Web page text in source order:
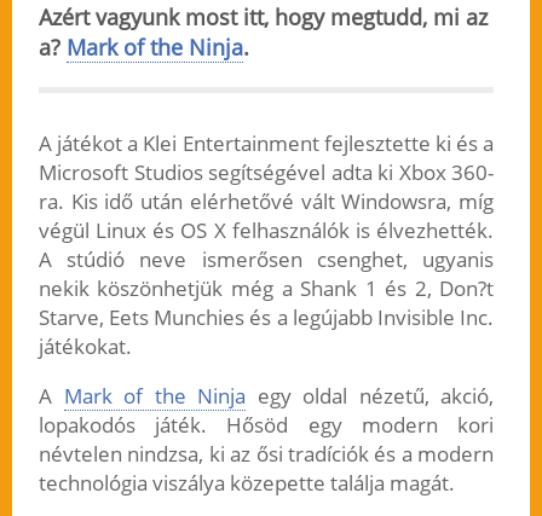
Azért vagyunk most itt, hogy megtudd, mi az
a? Mark of the Ninja.
A játékot a Klei Entertainment fejlesztette ki és a
Microsoft Studios segítségével adta ki Xbox 360-
ra. Kis idő után elérhetővé vált Windowsra, míg
végül Linux és OS X felhasználók is élvezhették.
A stúdió neve ismerősen csenghet, ugyanis
nekik köszönhetjük még a Shank 1 és 2, Don?t
Starve, Eets Munchies és a legújabb Invisible Inc.
játékokat.
A Mark of the Ninja egy oldal nézetű, akció,
lopakodós játék. Hősöd egy modern kori
névtelen nindzsa, ki az ősi tradíciók és a modern
technológia viszálya közepette találja magát.